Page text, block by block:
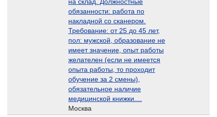
обязанности: работа по
накладной со сканером.
Требование: от 25 до 45 лет,
пол: мужской, образование не
имеет значение, опыт работы
желателен (если не имеется
опыта работы, то проходит
обучение за 2 смены),
обязательное наличие
медицинской книжки....
Москва